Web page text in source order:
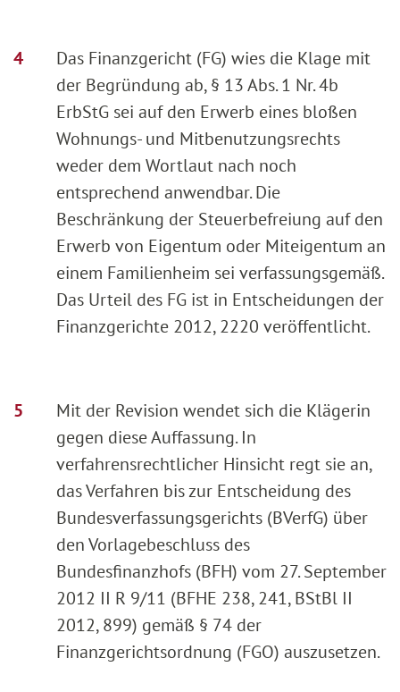
Das Finanzgericht (FG) wies die Klage mit
der Begründung ab, § 13 Abs. 1 Nr. 4b
ErbStG sei auf den Erwerb eines bloßen
Wohnungs- und Mitbenutzungsrechts
weder dem Wortlaut nach noch
entsprechend anwendbar. Die
Beschränkung der Steuerbefreiung auf den
Erwerb von Eigentum oder Miteigentum an
einem Familienheim sei verfassungsgemäß.
Das Urteil des FG ist in Entscheidungen der
Finanzgerichte 2012, 2220 veröffentlicht.
Mit der Revision wendet sich die Klägerin
gegen diese Auffassung. In
verfahrensrechtlicher Hinsicht regt sie an,
das Verfahren bis zur Entscheidung des
Bundesverfassungsgerichts (BVerfG) über
den Vorlagebeschluss des
Bundesfinanzhofs (BFH) vom 27. September
2012 II R 9/11 (BFHE 238, 241, BStBl II
2012, 899) gemäß § 74 der
Finanzgerichtsordnung (FGO) auszusetzen.